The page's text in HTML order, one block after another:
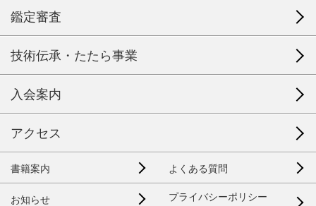
鑑定審査
技術伝承・たたら事業
入会案内
アクセス
書籍案内 よくある質問
お知らせ プライバシーポリシー